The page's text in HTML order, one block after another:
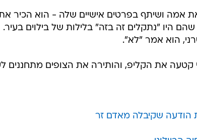
אמה ושיתף בפרטים אישיים שלה - הוא הכיר את
היו "נתקלים זה בזה" בלילות של בילוים בעיר.
הוא אמר "לא".
את הקליפ, והותירה את הצופים מתחננים
הודעה שקיבלה מאדם זר